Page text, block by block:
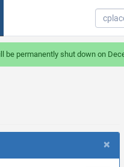
be permanently shut down on
×